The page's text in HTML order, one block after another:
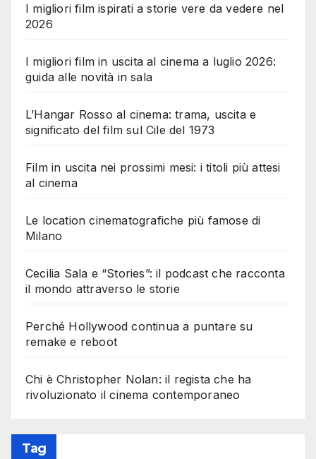
I migliori film ispirati a storie vere da vedere nel
2026
I migliori film in uscita al cinema a luglio 2026:
guida alle novità in sala
L’Hangar Rosso al cinema: trama, uscita e
significato del film sul Cile del 1973
Film in uscita nei prossimi mesi: i titoli più attesi
al cinema
Le location cinematografiche più famose di
Milano
Cecilia Sala e “Stories”: il podcast che racconta
il mondo attraverso le storie
Perché Hollywood continua a puntare su
remake e reboot
Chi è Christopher Nolan: il regista che ha
rivoluzionato il cinema contemporaneo
Tag